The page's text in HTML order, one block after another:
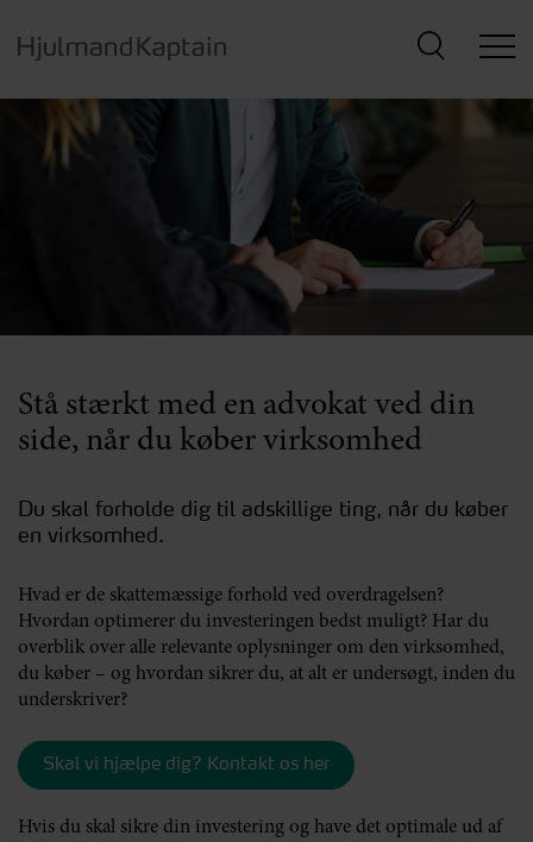
hovedindhold
Stå stærkt med en advokat ved din
side, når du køber virksomhed
Du skal forholde dig til adskillige ting, når du køber
en virksomhed.
Hvad er de skattemæssige forhold ved overdragelsen?
Hvordan optimerer du investeringen bedst muligt? Har du
overblik over alle relevante oplysninger om den virksomhed,
du køber – og hvordan sikrer du, at alt er undersøgt, inden du
underskriver?
Skal vi hjælpe dig? Kontakt os her
Hvis du skal sikre din investering og have det optimale ud af